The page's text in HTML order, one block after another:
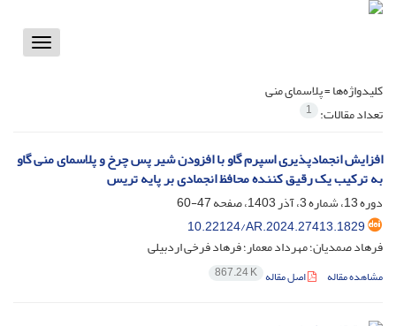
Toggle
کلیدواژه‌ها =پلاسمای منی
تعداد مقالات: 1
افزایش انجمادپذیری اسپرم گاو با افزودن شیر پس چرخ و پلاسمای منی گاو
دوره 13، شماره 3، آذر 1403، صفحه
47-60
10.22124/AR.2024.27413.1829
فرهاد صمدیان؛ مهرداد معمار؛ فرهاد فرخی اردبیلی
مشاهده مقاله اصل مقاله 867.24 K